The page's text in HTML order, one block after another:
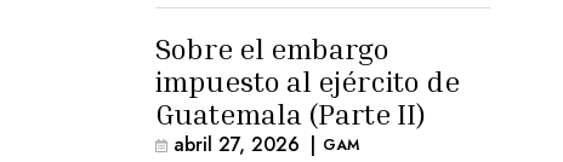
Sobre el embargo
impuesto al ejército de
Guatemala (Parte II)
abril 27, 2026 | GAM